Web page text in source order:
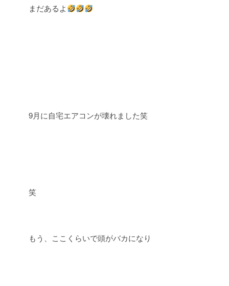
まだあるよ
9月に自宅エアコンが壊れました笑
笑
もう、ここくらいで頭がバカになり